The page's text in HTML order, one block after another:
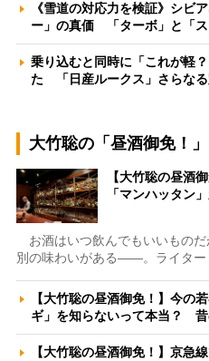
《雪道の対応力を検証》シビ
ー」の真価 「ターボ」と「
乗り込むと同時に「これが軽
た 「日産ルークス」さらな
大竹聡の「昼酒御免！」
【大竹聡の昼酒
「マンハッタン
お酒はいつ飲んでもいいもの
別の味わいがある――。ライタ
【大竹聡の昼酒御免！】今の
ギ」を知らないって本当？
【大竹聡の昼酒御免！】京急